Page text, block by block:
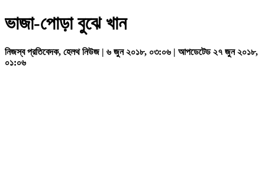
ভাজা-পোড়া বুঝে খান
নিজস্ব প্রতিবেদক, হেলথ নিউজ | ৬ জুন ২০১৮, ০৩:০৬ | আপডেটেড ২৭ জুন ২০১৮,
০১:০৬